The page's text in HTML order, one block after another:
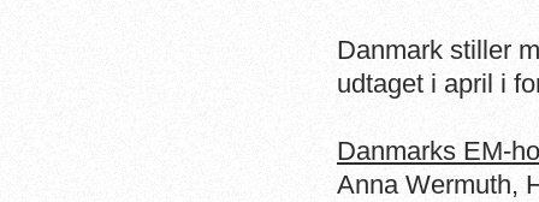
Danmark stiller
udtaget i april i
Danmarks EM-
Anna Wermuth,